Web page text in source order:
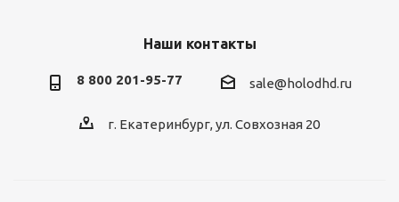
Наши контакты
8 800 201-95-77 sale@holodhd.ru
г. Екатеринбург, ул. Совхозная 20